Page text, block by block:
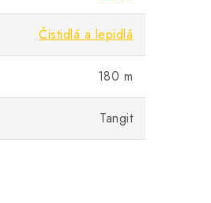
Čistidlá a lepidlá
180 m
Tangit